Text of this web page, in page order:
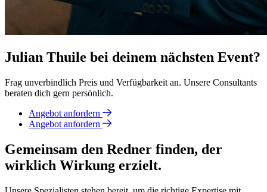
Julian Thuile bei deinem nächsten Event?
Frag unverbindlich Preis und Verfügbarkeit an. Unsere Consultants
beraten dich gern persönlich.
Angebot anfordern
Angebot anfordern
Gemeinsam den Redner finden, der
wirklich Wirkung erzielt.